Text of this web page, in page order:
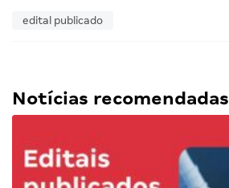
edital publicado
Notícias recomendadas